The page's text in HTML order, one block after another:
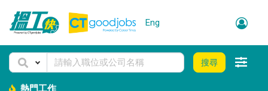
Eng
搜尋
熱門工作